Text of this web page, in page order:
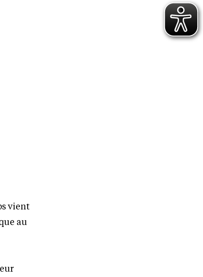
vient
au